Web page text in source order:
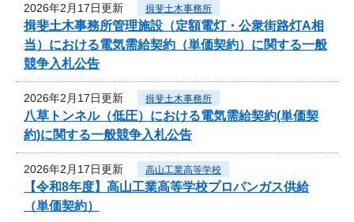
2026年2月17日更新 揖斐土木事務所
揖斐土木事務所管理施設（定額電灯・公衆街路灯A相
当）における電気需給契約（単価契約）に関する一般
競争入札公告
2026年2月17日更新 揖斐土木事務所
八草トンネル（低圧）における電気需給契約(単価契
約)に関する一般競争入札公告
2026年2月17日更新 高山工業高等学校
【令和8年度】高山工業高等学校プロパンガス供給
（単価契約）